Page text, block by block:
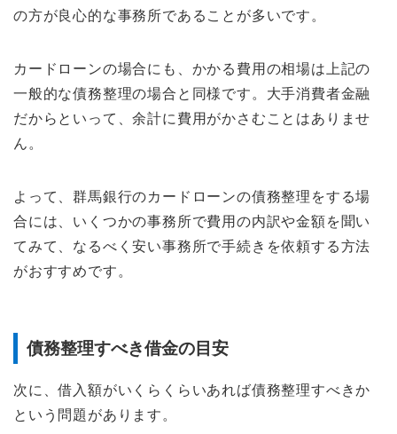
の方が良心的な事務所であることが多いです。
カードローンの場合にも、かかる費用の相場は上記の
一般的な債務整理の場合と同様です。大手消費者金融
だからといって、余計に費用がかさむことはありませ
ん。
よって、群馬銀行のカードローンの債務整理をする場
合には、いくつかの事務所で費用の内訳や金額を聞い
てみて、なるべく安い事務所で手続きを依頼する方法
がおすすめです。
債務整理すべき借金の目安
次に、借入額がいくらくらいあれば債務整理すべきか
という問題があります。